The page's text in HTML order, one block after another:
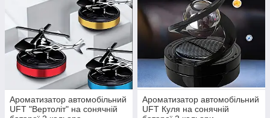
Ароматизатор автомобільний
UFT "Вертоліт" на сонячній
Ароматизатор автомобільний
UFT Куля на сонячній